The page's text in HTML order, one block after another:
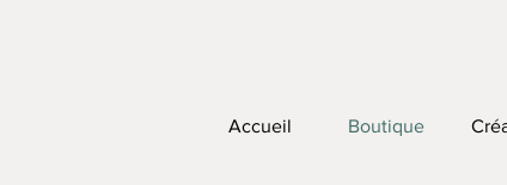
Accueil Boutique